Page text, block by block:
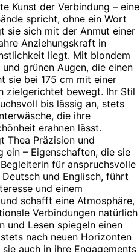
Kunst der Verbindung – eine
spricht, ohne ein Wort
sie sich mit der Anmut einer
Anziehungskraft in
liegt. Mit blondem
grünen Augen, die einen
sie bei 175 cm mit einer
zielgerichtet bewegt. Ihr Stil
bis lässig an, stets
die ihre
erahnen lässt.
Thea Präzision und
ein – Eigenschaften, die sie
für anspruchsvolle
und Englisch, führt
und einem
schafft eine Atmosphäre,
Verbindungen natürlich
und Lesen spiegeln einen
nach neuen Horizonten
auch in ihre Engagements